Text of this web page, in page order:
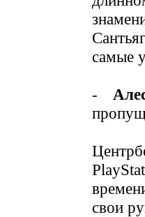
самые
-
свои